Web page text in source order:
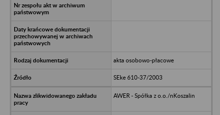
akta osobowo-płacowe
SEke 610-37/2003
AWER - Spółka z o.o./nKoszalin